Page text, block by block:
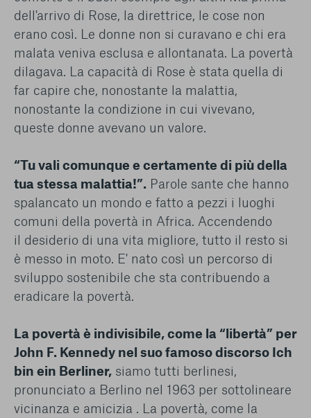
dell'arrivo di Rose, la direttrice, le cose non
erano così. Le donne non si curavano e chi era
malata veniva esclusa e allontanata. La povertà
dilagava. La capacità di Rose è stata quella di
far capire che, nonostante la malattia,
nonostante la condizione in cui vivevano,
queste donne avevano un valore.
“Tu vali comunque e certamente di più della
tua stessa malattia!”. Parole sante che hanno
spalancato un mondo e fatto a pezzi i luoghi
comuni della povertà in Africa. Accendendo
il desiderio di una vita migliore, tutto il resto si
è messo in moto. E' nato così un percorso di
sviluppo sostenibile che sta contribuendo a
eradicare la povertà.
La povertà è indivisibile, come la “libertà” per
John F. Kennedy nel suo famoso discorso Ich
bin ein Berliner, siamo tutti berlinesi,
pronunciato a Berlino nel 1963 per sottolineare
vicinanza e amicizia . La povertà, come la